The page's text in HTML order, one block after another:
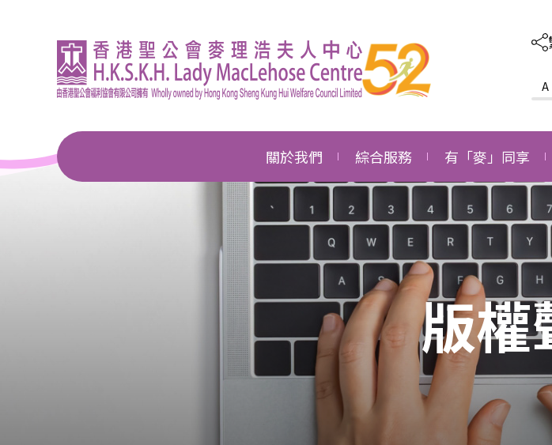
A
關於我們
機構簡介
總幹事的話
企業管治
獎項及殊榮
新聞中心
財務報告
綜合服務
照顧及教育綜合服務
家庭及社區綜合服務
就業發展綜合服務
長者社區支援綜合服務
長者社區照顧綜合服務
社區健康綜合服務
有「麥」同享
感恩
成長
同行
版權